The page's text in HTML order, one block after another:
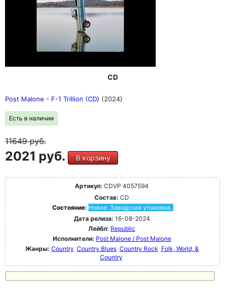
CD
Post Malone - F-1 Trillion (CD) (2024)
Есть в наличии
11649руб.
2021 руб. В корзину
Артикул: CDVP 4057594
Состав: CD
Состояние: Новое. Заводская упаковка.
Дата релиза: 16-08-2024
Лейбл: Republic
Исполнители: Post Malone / Post Malone
Жанры: Country Country Blues Country Rock Folk, World, &
Country